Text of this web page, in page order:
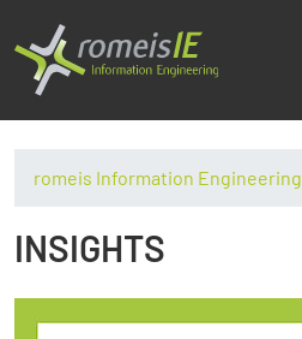
romeis Information Engineering
INSIGHTS